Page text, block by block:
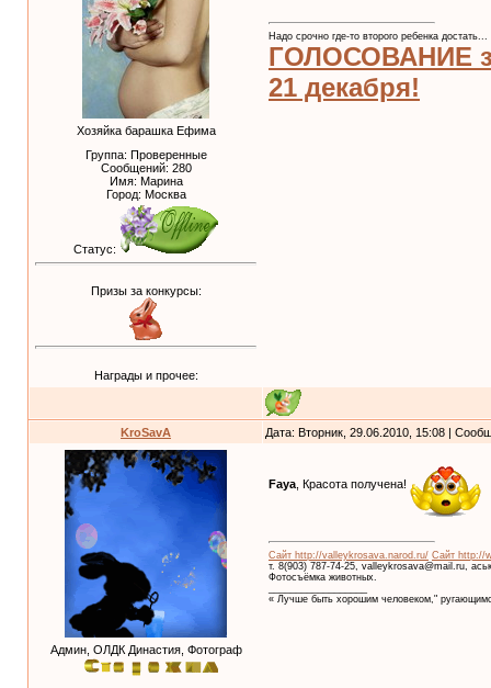
Хозяйка барашка Ефима
Группа: Проверенные
Сообщений: 280
Имя: Марина
Город: Москва
Статус:
Призы за конкурсы:
Награды и прочее:
Надо срочно где-то второго ребенка достать...
ГОЛОСОВАНИЕ
21 декабря!
KroSavA Дата: Вторник, 29.06.2010, 15:08 |
Админ, ОЛДК Династия, Фотограф
Faya , Красота получена!
Сайт http://valleykrosava.narod.ru/ Сайт http://
т. 8(903) 787-74-25, valleykrosava@mail.ru,
Фотосъёмка животных.
« Лучше быть хорошим человеком,"